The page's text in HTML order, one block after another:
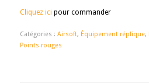
Cliquez ici pour commander
Catégories : Airsoft, Équipement réplique,
Points rouges